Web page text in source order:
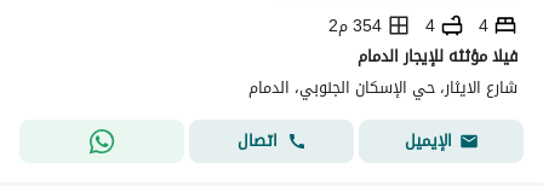
4
4
354 م2
فيلا مؤثثه للإيجار الدمام
شارع الايثار، حي الإسكان الجنوبي، الدمام
الإيميل
اتصال